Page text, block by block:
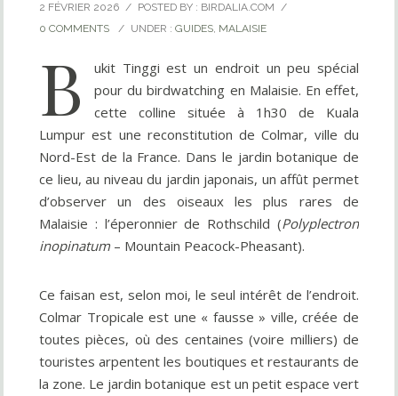
2 FÉVRIER 2026 / POSTED BY : BIRDALIA.COM /
0 COMMENTS
/ UNDER : GUIDES, MALAISIE
B
ukit Tinggi est un endroit un peu spécial
pour du birdwatching en Malaisie. En effet,
cette colline située à 1h30 de Kuala
Lumpur est une reconstitution de Colmar, ville du
Nord-Est de la France. Dans le jardin botanique de
ce lieu, au niveau du jardin japonais, un affût permet
d’observer un des oiseaux les plus rares de
Malaisie : l’éperonnier de Rothschild (Polyplectron
inopinatum – Mountain Peacock-Pheasant).
Ce faisan est, selon moi, le seul intérêt de l’endroit.
Colmar Tropicale est une « fausse » ville, créée de
toutes pièces, où des centaines (voire milliers) de
touristes arpentent les boutiques et restaurants de
la zone. Le jardin botanique est un petit espace vert